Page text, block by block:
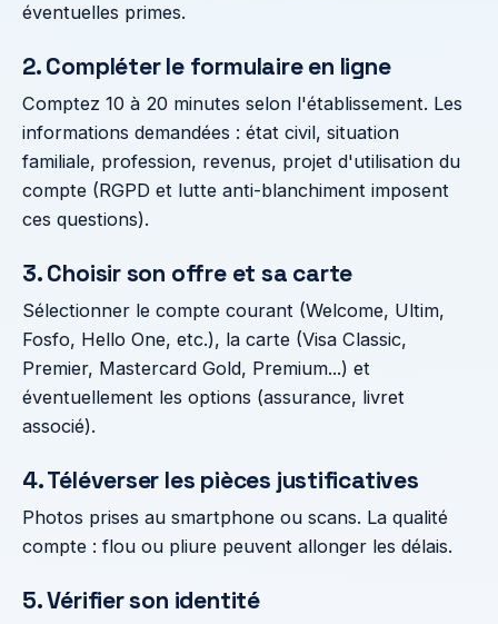
éventuelles primes.
2. Compléter le formulaire en ligne
Comptez 10 à 20 minutes selon l'établissement. Les
informations demandées : état civil, situation
familiale, profession, revenus, projet d'utilisation du
compte (RGPD et lutte anti-blanchiment imposent
ces questions).
3. Choisir son offre et sa carte
Sélectionner le compte courant (Welcome, Ultim,
Fosfo, Hello One, etc.), la carte (Visa Classic,
Premier, Mastercard Gold, Premium...) et
éventuellement les options (assurance, livret
associé).
4. Téléverser les pièces justificatives
Photos prises au smartphone ou scans. La qualité
compte : flou ou pliure peuvent allonger les délais.
5. Vérifier son identité